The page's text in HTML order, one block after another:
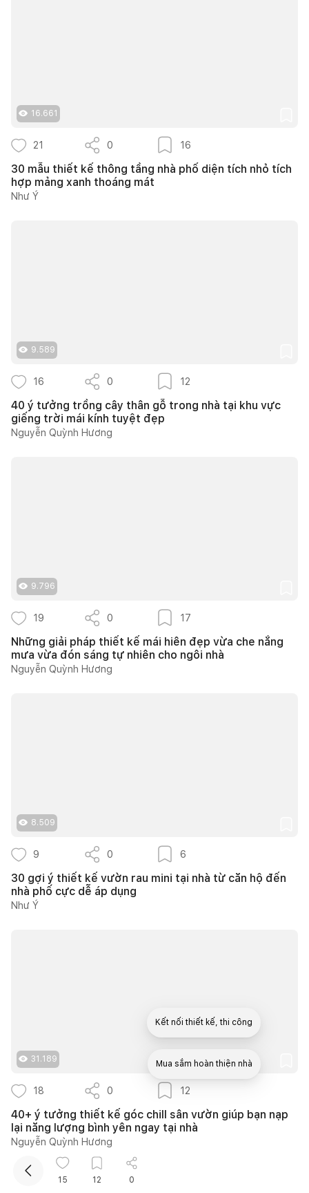
16.661
21 0 16
30 mẫu thiết kế thông tầng nhà phố diện tích nhỏ tích
hợp mảng xanh thoáng mát
Như Ý
9.589
16 0 12
40 ý tưởng trồng cây thân gỗ trong nhà tại khu vực
giếng trời mái kính tuyệt đẹp
Nguyễn Quỳnh Hương
9.796
19 0 17
Những giải pháp thiết kế mái hiên đẹp vừa che nắng
mưa vừa đón sáng tự nhiên cho ngôi nhà
Nguyễn Quỳnh Hương
8.509
9 0 6
30 gợi ý thiết kế vườn rau mini tại nhà từ căn hộ đến
nhà phố cực dễ áp dụng
Như Ý
31.189
18 0 12
40+ ý tưởng thiết kế góc chill sân vườn giúp bạn nạp
lại năng lượng bình yên ngay tại nhà
Nguyễn Quỳnh Hương
15 12 0
Kết nối thiết kế, thi công
Mua sắm hoàn thiện nhà